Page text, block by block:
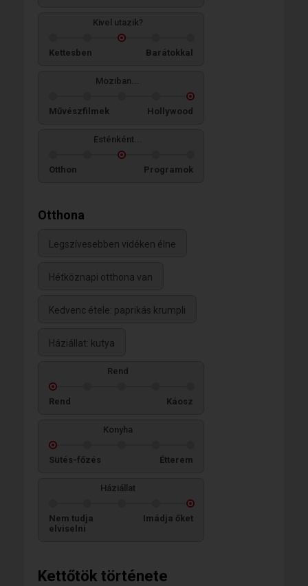
Kettőtök története
Kivel utazik?
Kettesben Barátokkal
Moziban...
Művészfilmek Hollywood
Esténként...
Otthon Programok
Otthona
Legszívesebben vidéken élne
Hétköznapi otthona van
Kedvenc étele: paprikás krumpli
Háziállat: kutya
Rend
Rend Káosz
Konyha
Sütés-főzés Étterem
Háziállat
Nem tudja
elviselni
Imádja őket